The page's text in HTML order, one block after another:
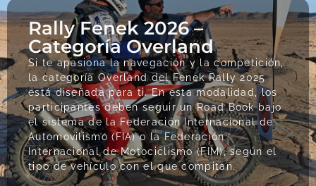
Rally Fenek 2026 –
Categoría Overland
Si te apasiona la navegación y la competición,
la categoría Overland del Fenek Rally 2025
está diseñada para ti. En esta modalidad, los
participantes deben seguir un Road Book bajo
el sistema de la Federación Internacional de
Automovilismo (FIA) o la Federación
Internacional de Motociclismo (FIM), según el
tipo de vehículo con el que compitan.